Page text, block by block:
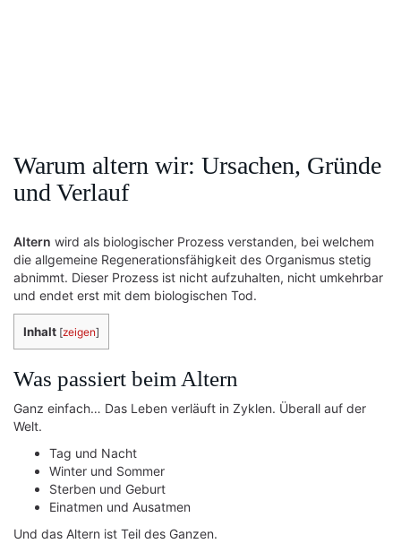
Warum altern wir: Ursachen, Gründe
und Verlauf
Altern wird als biologischer Prozess verstanden, bei welchem
die allgemeine Regenerationsfähigkeit des Organismus stetig
abnimmt. Dieser Prozess ist nicht aufzuhalten, nicht umkehrbar
und endet erst mit dem biologischen Tod.
Inhalt [zeigen]
Was passiert beim Altern
Ganz einfach… Das Leben verläuft in Zyklen. Überall auf der
Welt.
Tag und Nacht
Winter und Sommer
Sterben und Geburt
Einatmen und Ausatmen
Und das Altern ist Teil des Ganzen.